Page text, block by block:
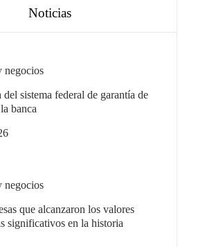
Noticias
negocios
sistema federal de garantía de
banca
negocios
que alcanzaron los valores
significativos en la historia